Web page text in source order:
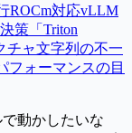
ROCm対応vLLM
策 「Triton
チャ文字列の不一
フォーマンスの目
動かしたいな